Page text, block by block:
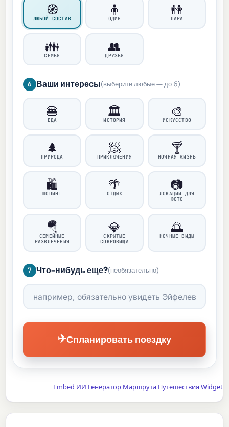
🧭
ЛЮБОЙ СОСТАВ
🧍
ОДИН
👫
ПАРА
👪
СЕМЬЯ
👥
ДРУЗЬЯ
6 Ваши интересы(выберите любые — до 6)
🍔
ЕДА
🏛️
ИСТОРИЯ
🎨
ИСКУССТВО
🌲
ПРИРОДА
🧖
ПРИКЛЮЧЕНИЯ
🍸
НОЧНАЯ ЖИЗНЬ
🛍️
ШОПИНГ
🌴
ОТДЫХ
📷
ЛОКАЦИИ ДЛЯ
ФОТО
🪂
СЕМЕЙНЫЕ
РАЗВЛЕЧЕНИЯ
💎
СКРЫТЫЕ
СОКРОВИЩА
🌅
НОЧНЫЕ ВИДЫ
7 Что-нибудь еще?(необязательно)
✈️Спланировать поездку
Embed ИИ Генератор Маршрута Путешествия Widget